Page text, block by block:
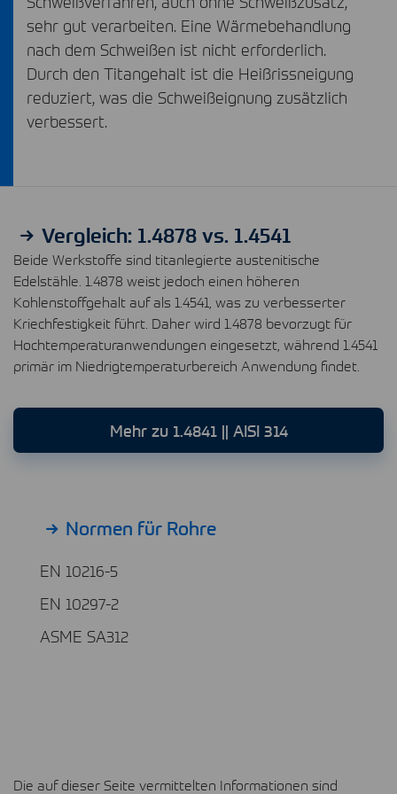
sehr gut verarbeiten. Eine Wärmebehandlung
nach dem Schweißen ist nicht erforderlich.
Durch den Titangehalt ist die Heißrissneigung
reduziert, was die Schweißeignung zusätzlich
verbessert.
Vergleich: 1.4878 vs. 1.4541
Beide Werkstoffe sind titanlegierte austenitische
Edelstähle. 1.4878 weist jedoch einen höheren
Kohlenstoffgehalt auf als 1.4541, was zu verbesserter
Kriechfestigkeit führt. Daher wird 1.4878 bevorzugt für
Hochtemperaturanwendungen eingesetzt, während 1.4541
primär im Niedrigtemperaturbereich Anwendung findet.
Mehr zu 1.4841 || AISI 314
Normen für Rohre
EN 10216-5
EN 10297-2
ASME SA312
Die auf dieser Seite vermittelten Informationen sind